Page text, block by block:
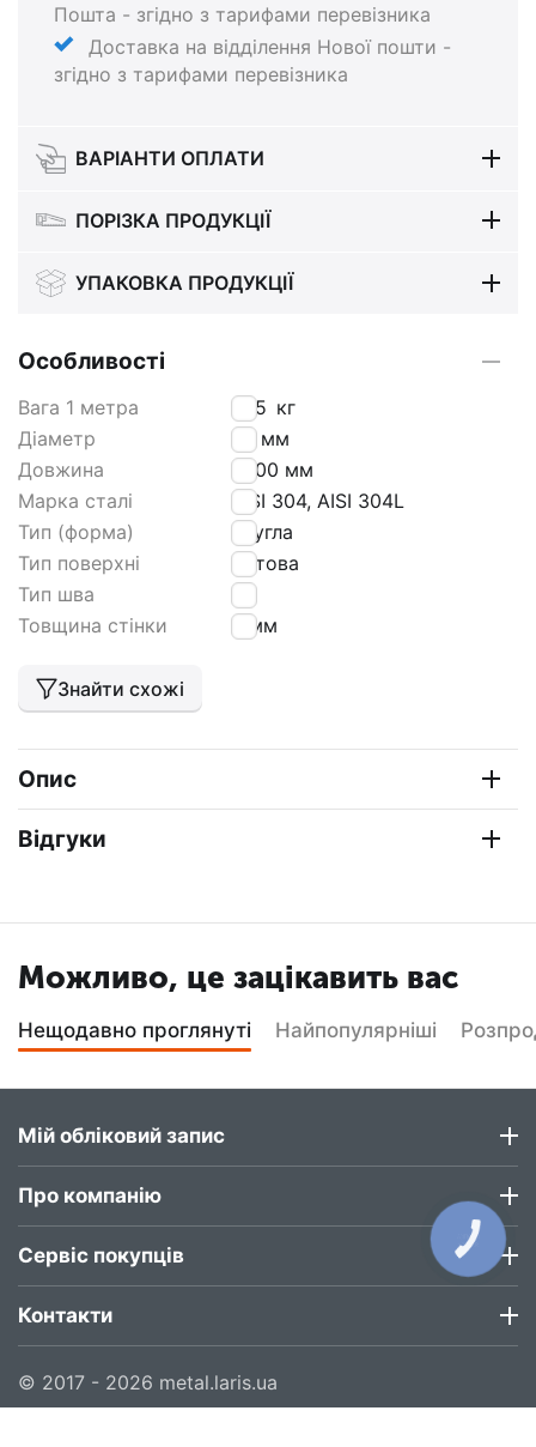
Пошта - згідно з тарифами перевізника
Доставка на відділення Нової пошти -
згідно з тарифами перевізника
ВАРІАНТИ ОПЛАТИ
ПОРІЗКА ПРОДУКЦІЇ
УПАКОВКА ПРОДУКЦІЇ
Особливості
Вага 1 метра 1,65 кг
Діаметр
25 мм
Довжина
6000 мм
Марка сталі
AISI 304, AISI 304L
Тип (форма)
кругла
Тип поверхні
матова
Тип шва
tig
Товщина стінки
3 мм
Знайти схожі
Опис
Відгуки
Можливо, це зацікавить вас
Нещодавно проглянуті Найпопулярніші
Мій обліковий запис
Про компанію
Сервіс покупців
Контакти
© 2017 - 2026 metal.laris.ua
КНОПКА
ЗВ'ЯЗКУ